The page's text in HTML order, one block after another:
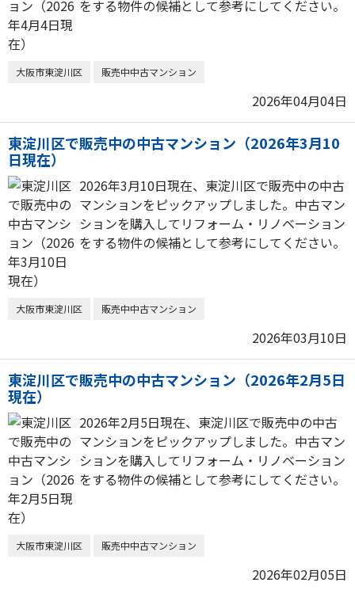
をする物件の候補として参考にしてください。
大阪市東淀川区 販売中中古マンション
2026年04月04日
東淀川区で販売中の中古マンション（2026年3月10
日現在）
2026年3月10日現在、東淀川区で販売中の中古
マンションをピックアップしました。中古マン
ションを購入してリフォーム・リノベーション
をする物件の候補として参考にしてください。
大阪市東淀川区 販売中中古マンション
2026年03月10日
東淀川区で販売中の中古マンション（2026年2月5日
現在）
2026年2月5日現在、東淀川区で販売中の中古
マンションをピックアップしました。中古マン
ションを購入してリフォーム・リノベーション
をする物件の候補として参考にしてください。
大阪市東淀川区 販売中中古マンション
2026年02月05日